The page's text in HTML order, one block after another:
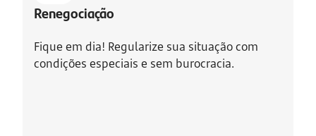
Renegociação
Fique em dia! Regularize sua situação com
condições especiais e sem burocracia.